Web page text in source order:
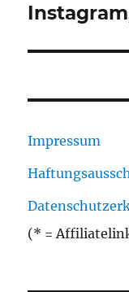
Impressum
(* =